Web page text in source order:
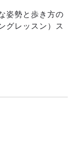
姿勢と歩き方の
グレッスン）ス